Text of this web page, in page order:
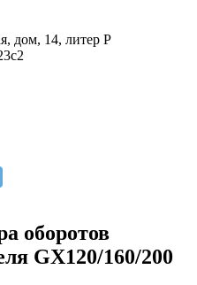
дом, 14, литер Р
оборотов
GX120/160/200